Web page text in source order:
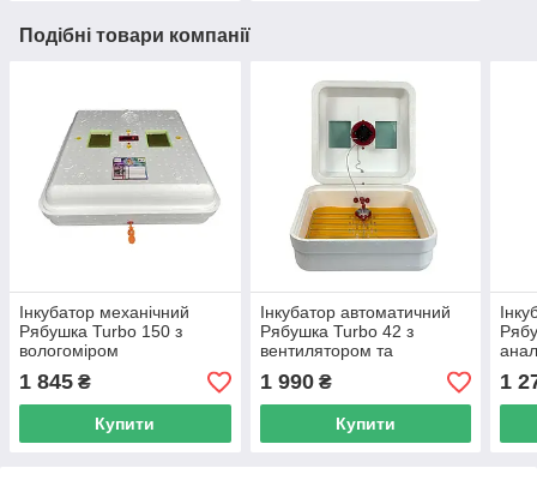
Подібні товари компанії
Інкубатор механічний
Рябушка Turbo 150 з
вологоміром
1 845 ₴
Купити
Інкубатор автоматичний
Рябушка Turbo 42 з
вентилятором та
вбудованим вологоміром
1 990₴
Купити
1